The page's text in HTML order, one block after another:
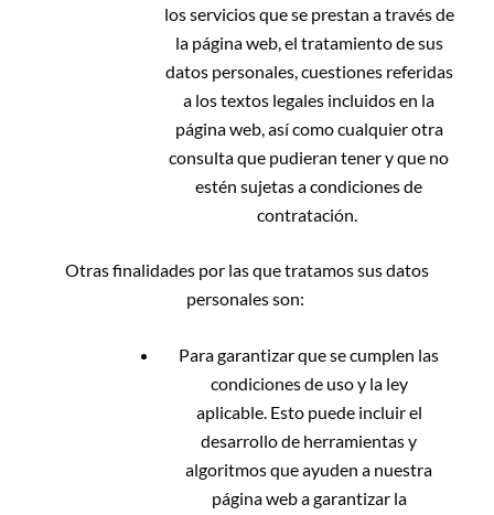
los servicios que se prestan a través de
la página web, el tratamiento de sus
datos personales, cuestiones referidas
a los textos legales incluidos en la
página web, así como cualquier otra
consulta que pudieran tener y que no
estén sujetas a condiciones de
contratación.
Otras finalidades por las que tratamos sus datos
personales son:
Para garantizar que se cumplen las
condiciones de uso y la ley
aplicable.Esto puede incluir el
desarrollo de herramientas y
algoritmos que ayuden a nuestra
página web a garantizar la